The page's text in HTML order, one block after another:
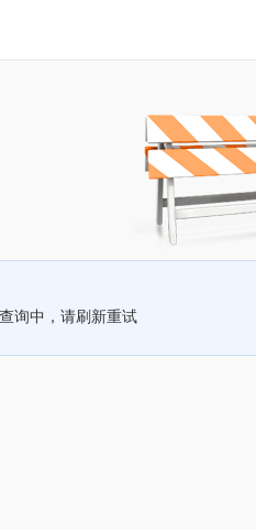
询中，请刷新重试